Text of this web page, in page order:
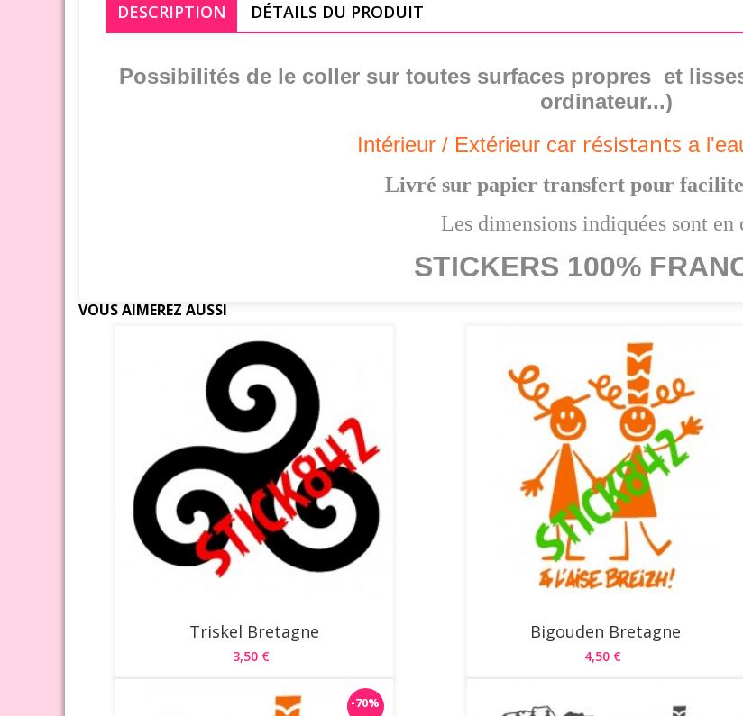
DESCRIPTION DÉTAILS DU PRODUIT
Possibilités de le coller sur toutes surfaces propres et
ordinateur...)
Intérieur / Extérieurcar résistants a
Livré sur papier transfert pour
Les dimensions indiquées sont en
STICKERS 100%
VOUS AIMEREZ AUSSI
Triskel Bretagne
3,50 €
Bigouden Bretagne
4,50 €
-70%